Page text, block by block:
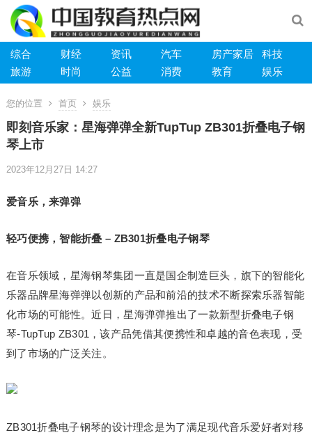
综合 财经 资讯 汽车 房产家居
科技
旅游
时尚 公益 消费 教育 娱乐
您的位置 首页 娱乐
即刻音乐家：星海弹弹全新TupTup ZB301折叠电子钢
琴上市
2023年12月27日 14:27
爱音乐，来弹弹
轻巧便携，智能折叠 – ZB301折叠电子钢琴
在音乐领域，星海钢琴集团一直是国企制造巨头，旗下的智能化
乐器品牌星海弹弹以创新的产品和前沿的技术不断探索乐器智能
化市场的可能性。近日，星海弹弹推出了一款新型折叠电子钢
琴-TupTup ZB301，该产品凭借其便携性和卓越的音色表现，受
到了市场的广泛关注。
ZB301折叠电子钢琴的设计理念是为了满足现代音乐爱好者对移